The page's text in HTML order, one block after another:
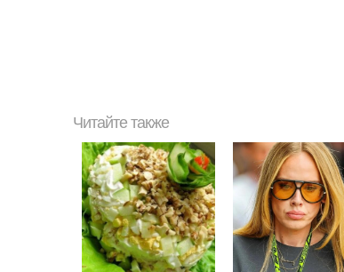
Читайте также